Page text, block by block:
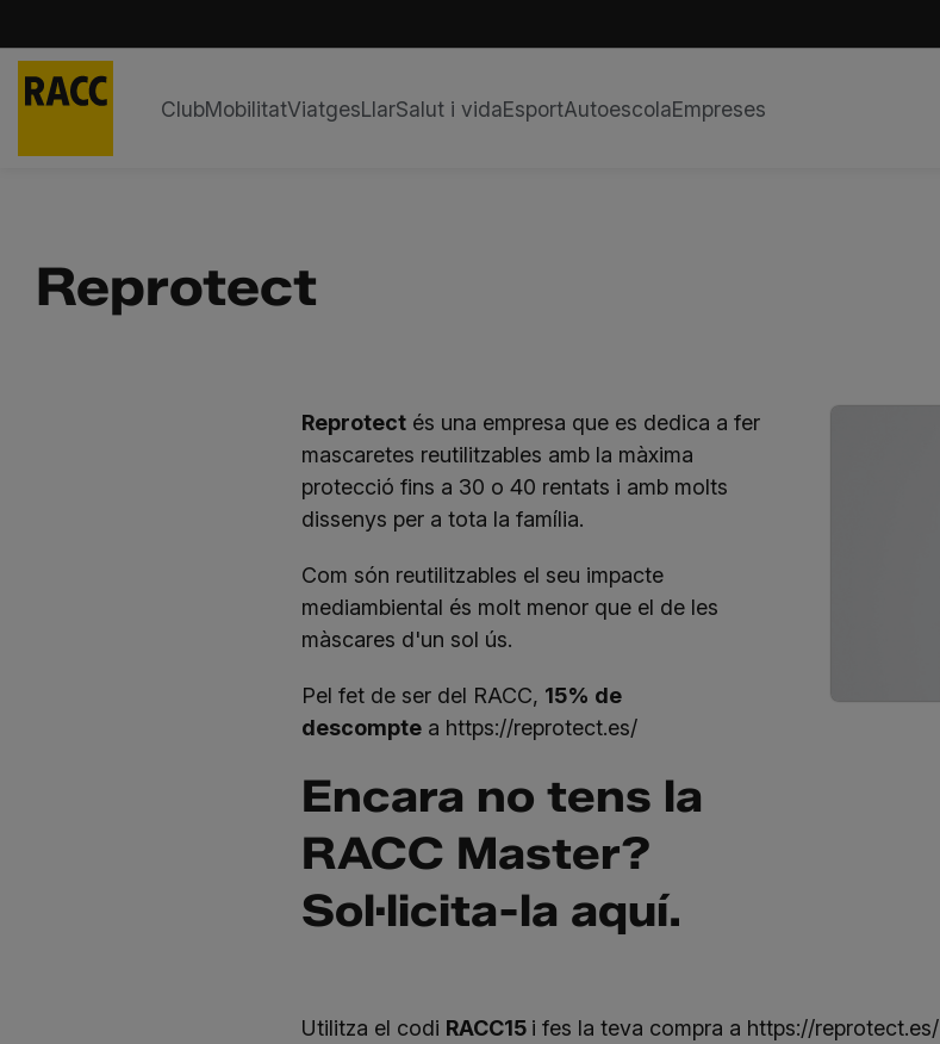
ClubMobilitatViatgesLlarSalut i vidaEsportAutoescolaEmpreses
Reprotect
Reprotectés una empresa que es dedica a fer
mascaretes reutilitzables amb la màxima
protecció fins a 30 o 40 rentats i amb molts
dissenys per a tota la família.
Com són reutilitzables el seu impacte
mediambiental és molt menor que el de les
màscares d'un sol ús.
Pel fet de ser del RACC, 15% de
descomptea https://reprotect.es/
Encara no tens la
RACC Master?
Sol·licita-la aquí.
Utilitza el codi RACC15 i fes la teva compra a https://reprotect.es/